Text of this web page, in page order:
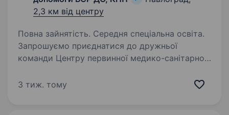
2,3 км від центру
Повна зайнятість. Середня спеціальна освіта.
Запрошуємо приєднатися до дружньої
команди Центру первинної медико-санітарної
Знання комп’ютера обов’язкове!!! Введенні
3 тиж. тому